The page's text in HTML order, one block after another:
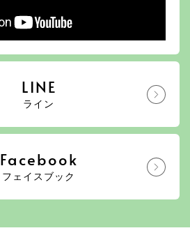
LINE
ライン
Facebook
フェイスブック